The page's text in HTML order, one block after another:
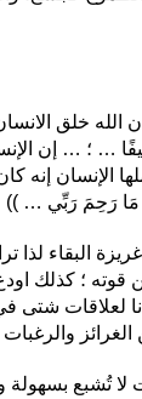
الله خلق
… ؛ … إن
الإنسان إنه
مَا رَحِمَ رَبِّي … ))
البقاء لذا
؛ كذلك
لعلاقات شتى
الغرائز
لا تُشبع